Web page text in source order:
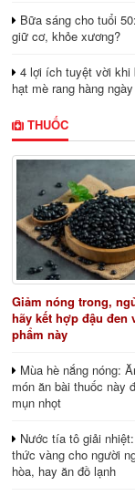
Bữa sáng cho tuổi
giữ cơ, khỏe xương?
4 lợi ích tuyệt vời khi
hạt mè rang hàng ngày
THUỐC
Giảm nóng trong,
hãy kết hợp đậu đen
phẩm này
Mùa hè nắng nóng:
món ăn bài thuốc này
mụn nhọt
Nước tía tô giải
thức vàng cho người
hòa, hay ăn đồ lạnh